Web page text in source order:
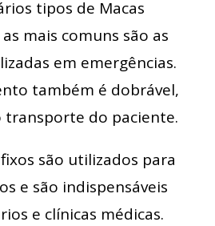
tipos de Macas
mais comuns são as
em emergências.
também é dobrável,
transporte do paciente.
são utilizados para
e são indispensáveis
e clínicas médicas.